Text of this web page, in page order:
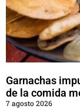
Garnachas
de la comida
7 agosto 2026